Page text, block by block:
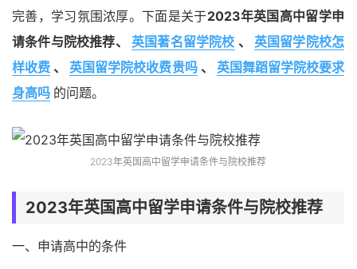
完善，学习氛围浓厚。下面是关于2023年英国高中留学申
请条件与院校推荐、
英国著名留学院校 、
英国留学院校怎
样收费 、 英国留学院校收费贵吗 、
英国舞蹈留学院校要求
身高吗 的问题。
2023年英国高中留学申请条件与院校推荐
2023年英国高中留学申请条件与院校推荐
一、申请高中的条件